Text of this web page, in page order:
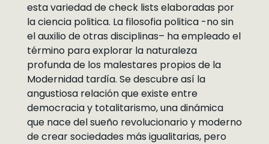
esta variedad de check lists elaboradas por
la ciencia politica. La filosofia politica -no sin
el auxilio de otras disciplinas– ha empleado el
término para explorar la naturaleza
profunda de los malestares propios de la
Modernidad tardía. Se descubre así la
angustiosa relación que existe entre
democracia y totalitarismo, una dinámica
que nace del sueño revolucionario y moderno
de crear sociedades más igualitarias, pero